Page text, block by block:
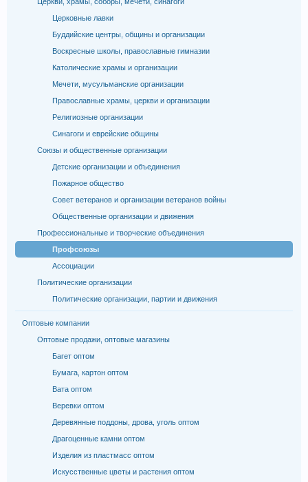
Церковные лавки
Буддийские центры, общины и организации
Воскресные школы, православные гимназии
Католические храмы и организации
Мечети, мусульманские организации
Православные храмы, церкви и организации
Религиозные организации
Синагоги и еврейские общины
Союзы и общественные организации
Детские организации и объединения
Пожарное общество
Совет ветеранов и организации ветеранов войны
Общественные организации и движения
Профессиональные и творческие объединения
Профсоюзы
Ассоциации
Политические организации
Политические организации, партии и движения
Оптовые компании
Оптовые продажи, оптовые магазины
Багет оптом
Бумага, картон оптом
Вата оптом
Веревки оптом
Деревянные поддоны, дрова, уголь оптом
Драгоценные камни оптом
Изделия из пластмасс оптом
Искусственные цветы и растения оптом